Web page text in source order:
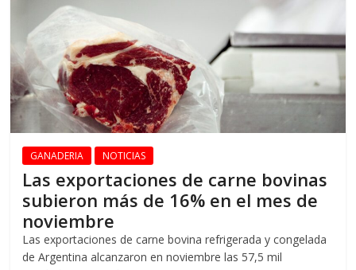
GANADERIA NOTICIAS
Las exportaciones de carne bovinas
subieron más de 16% en el mes de
noviembre
Las exportaciones de carne bovina refrigerada y congelada
de Argentina alcanzaron en noviembre las 57,5 mil